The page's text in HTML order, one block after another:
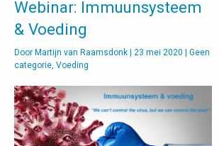
Webinar: Immuunsysteem
& Voeding
Door Martijn van Raamsdonk |23 mei 2020 |Geen
categorie,Voeding